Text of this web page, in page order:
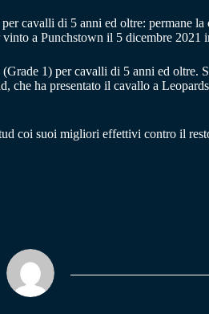
cavalli di 5 anni ed oltre: permane
a Punchstown il 5 dicembre 2021
1) per cavalli di 5 anni ed
che ha presentato il cavallo a
coi suoi migliori effettivi contro il